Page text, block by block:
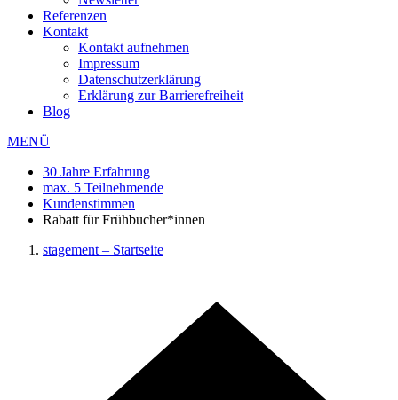
Referenzen
Kontakt
Kontakt aufnehmen
Impressum
Datenschutzerklärung
Erklärung zur Barrierefreiheit
Blog
MENÜ
30 Jahre Erfahrung
max. 5 Teilnehmende
Kundenstimmen
Rabatt für Frühbucher*innen
stagement – Startseite